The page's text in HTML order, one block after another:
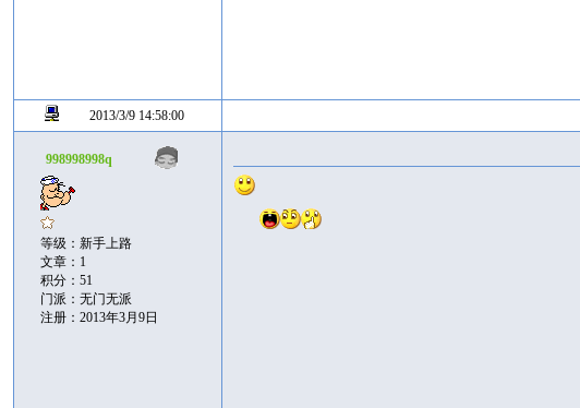
2013/3/9 14:58:00
998998998q
等级：新手上路
文章：1
积分：51
门派：无门无派
注册：2013年3月9日